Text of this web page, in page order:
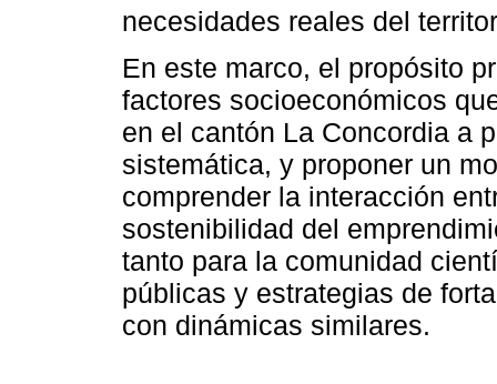
necesidades reales del
En este marco, el propósito
factores socioeconómicos
en el cantón La Concordia a
sistemática, y proponer un
comprender la interacción
sostenibilidad del
tanto para la comunidad
públicas y estrategias de
con dinámicas similares.